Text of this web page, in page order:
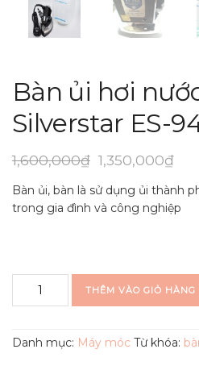
Bàn ủi hơi
Silverstar ES-
1,600,000₫ 1,350,000₫
Bàn ủi, bàn là sử dụng ủi thành
trong gia đình và công nghiệp
nước
THÊM VÀO GIỎ HÀNG
Danh mục: Máy móc Từ khóa: